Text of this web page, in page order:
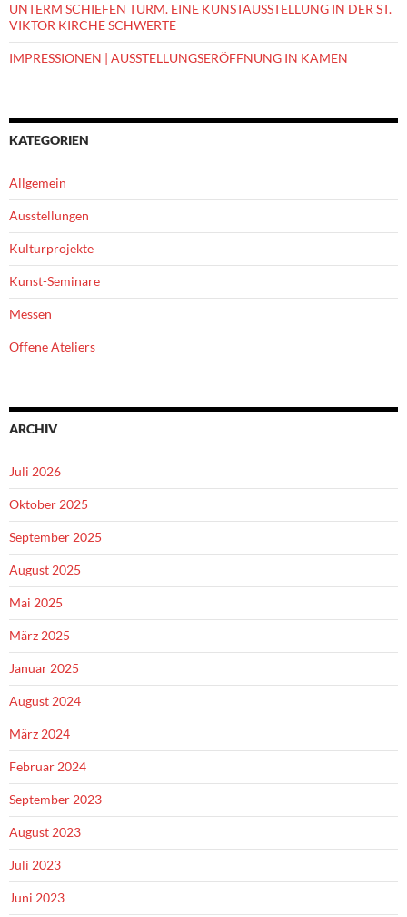
UNTERM SCHIEFEN TURM. EINE KUNSTAUSSTELLUNG IN DER ST.
VIKTOR KIRCHE SCHWERTE
IMPRESSIONEN | AUSSTELLUNGSERÖFFNUNG IN KAMEN
KATEGORIEN
Allgemein
Ausstellungen
Kulturprojekte
Kunst-Seminare
Messen
Offene Ateliers
ARCHIV
Juli 2026
Oktober 2025
September 2025
August 2025
Mai 2025
März 2025
Januar 2025
August 2024
März 2024
Februar 2024
September 2023
August 2023
Juli 2023
Juni 2023